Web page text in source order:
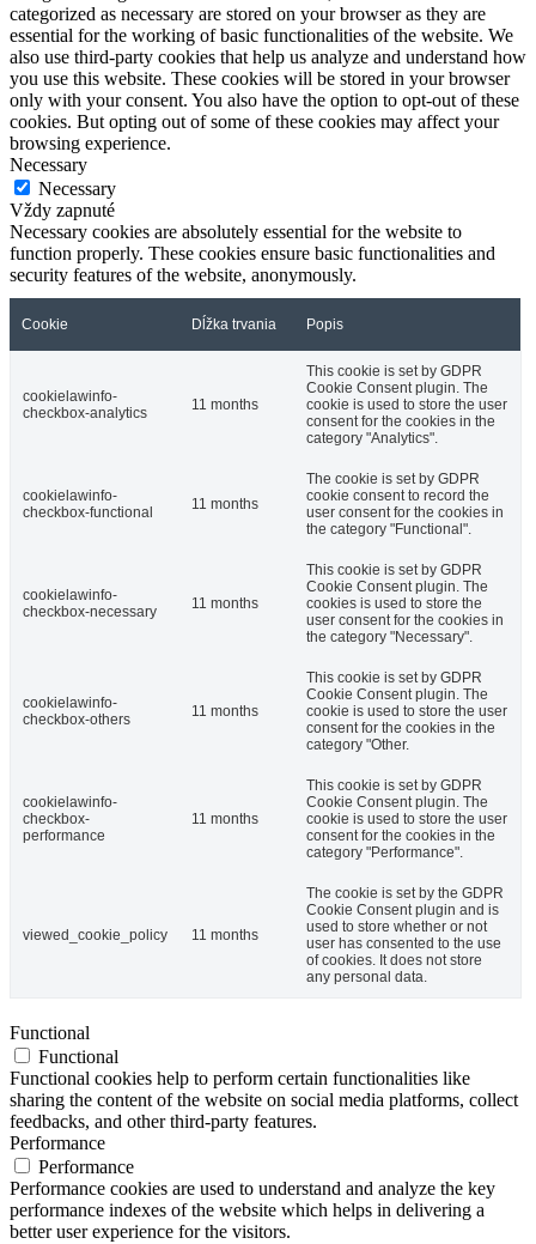
categorized as necessary are stored on your browser as they are
essential for the working of basic functionalities of the website. We
also use third-party cookies that help us analyze and understand how
you use this website. These cookies will be stored in your browser
only with your consent. You also have the option to opt-out of these
cookies. But opting out of some of these cookies may affect your
browsing experience.
Necessary
Necessary
Vždy zapnuté
Necessary cookies are absolutely essential for the website to
function properly. These cookies ensure basic functionalities and
security features of the website, anonymously.
Cookie Dĺžka trvania Popis
cookielawinfo-
checkbox-analytics
11 months
This cookie is set by GDPR
Cookie Consent plugin. The
cookie is used to store the user
consent for the cookies in the
category "Analytics".
cookielawinfo-
checkbox-functional
11 months
The cookie is set by GDPR
cookie consent to record the
user consent for the cookies in
the category "Functional".
cookielawinfo-
checkbox-necessary
11 months
This cookie is set by GDPR
Cookie Consent plugin. The
cookies is used to store the
user consent for the cookies in
the category "Necessary".
cookielawinfo-
checkbox-others
11 months
This cookie is set by GDPR
Cookie Consent plugin. The
cookie is used to store the user
consent for the cookies in the
category "Other.
cookielawinfo-
checkbox-
performance
11 months
This cookie is set by GDPR
Cookie Consent plugin. The
cookie is used to store the user
consent for the cookies in the
category "Performance".
viewed_cookie_policy 11 months
The cookie is set by the GDPR
Cookie Consent plugin and is
used to store whether or not
user has consented to the use
of cookies. It does not store
any personal data.
Functional
Functional
Functional cookies help to perform certain functionalities like
sharing the content of the website on social media platforms, collect
feedbacks, and other third-party features.
Performance
Performance
Performance cookies are used to understand and analyze the key
performance indexes of the website which helps in delivering a
better user experience for the visitors.